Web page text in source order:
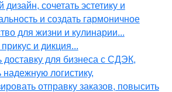
сочетать эстетику и
и создать гармоничное
для жизни и кулинарии...
и дикция...
доставку для бизнеса с СДЭК,
надежную логистику,
отправку заказов, повысить